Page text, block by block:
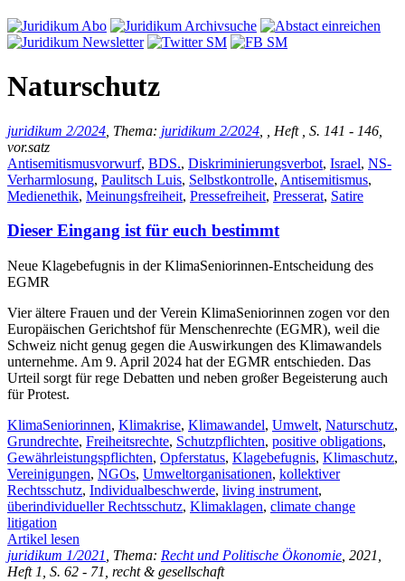
Naturschutz
juridikum 2/2024 , Thema: juridikum 2/2024 , , Heft , S. 141 - 146,
vor.satz
Antisemitismusvorwurf, BDS., Diskriminierungsverbot, Israel, NS-
Verharmlosung, Paulitsch Luis, Selbstkontrolle, Antisemitismus,
Medienethik, Meinungsfreiheit, Pressefreiheit, Presserat, Satire
Dieser Eingang ist für euch bestimmt
Neue Klagebefugnis in der KlimaSeniorinnen-Entscheidung des
EGMR
Vier ältere Frauen und der Verein KlimaSeniorinnen zogen vor den
Europäischen Gerichtshof für Menschenrechte (EGMR), weil die
Schweiz nicht genug gegen die Auswirkungen des Klimawandels
unternehme. Am 9. April 2024 hat der EGMR entschieden. Das
Urteil sorgt für rege Debatten und neben großer Begeisterung auch
für Protest.
KlimaSeniorinnen, Klimakrise, Klimawandel, Umwelt, Naturschutz,
Grundrechte, Freiheitsrechte, Schutzpflichten, positive obligations,
Gewährleistungspflichten, Opferstatus, Klagebefugnis, Klimaschutz,
Vereinigungen, NGOs, Umweltorganisationen, kollektiver
Rechtsschutz, Individualbeschwerde, living instrument,
überindividueller Rechtsschutz, Klimaklagen, climate change
litigation
Artikel lesen
juridikum 1/2021
, Thema: Recht und Politische Ökonomie , 2021,
Heft 1, S. 62 - 71, recht & gesellschaft